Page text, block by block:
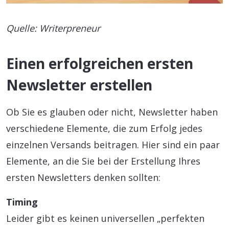
Quelle: Writerpreneur
Einen erfolgreichen ersten
Newsletter erstellen
Ob Sie es glauben oder nicht, Newsletter haben
verschiedene Elemente, die zum Erfolg jedes
einzelnen Versands beitragen. Hier sind ein paar
Elemente, an die Sie bei der Erstellung Ihres
ersten Newsletters denken sollten:
Timing
Leider gibt es keinen universellen „perfekten